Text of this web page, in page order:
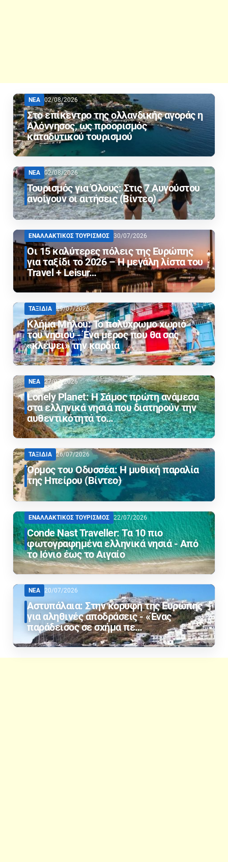
ΝΕΑ 02/08/2026
Στο επίκεντρο της ολλανδικής αγοράς η
Αλόννησος, ως προορισμός
καταδυτικού τουρισμού
ΝΕΑ 02/08/2026
Τουρισμός για Όλους: Στις 7 Αυγούστου
ανοίγουν οι αιτήσεις (Βίντεο)
ΕΝΑΛΛΑΚΤΙΚΟΣ ΤΟΥΡΙΣΜΟΣ 30/07/2026
Οι 15 καλύτερες πόλεις της Ευρώπης
για ταξίδι το 2026 – Η μεγάλη λίστα του
Travel + Leisur…
ΤΑΞΙΔΙΑ 29/07/2026
Κλήμα Μήλου: Το πολύχρωμο χωριό
του νησιού - Ένα μέρος που θα σας
«κλέψει» την καρδιά
ΝΕΑ 27/07/2026
Lonely Planet: Η Σάμος πρώτη ανάμεσα
στα ελληνικά νησιά που διατηρούν την
αυθεντικότητά το…
ΤΑΞΙΔΙΑ 26/07/2026
Όρμος του Οδυσσέα: Η μυθική παραλία
της Ηπείρου (Βίντεο)
ΕΝΑΛΛΑΚΤΙΚΟΣ ΤΟΥΡΙΣΜΟΣ 22/07/2026
Conde Nast Traveller: Τα 10 πιο
φωτογραφημένα ελληνικά νησιά - Από
το Ιόνιο έως το Αιγαίο
ΝΕΑ 20/07/2026
Αστυπάλαια: Στην κορυφή της Ευρώπης
για αληθινές αποδράσεις - «Ένας
παράδεισος σε σχήμα πε…